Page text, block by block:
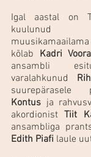
Igal aastal on
kuulunud
kõlab Kadri
ansambli
varalahkunud
suurepärasele
Kontus ja
akordionist Tiit
Edith Piafi laule